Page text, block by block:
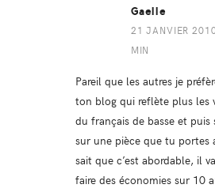
Gaelle
21 JANVIER
MIN
Pareil que les autres je
ton blog qui reflète plus les
du français de basse et puis
sur une pièce que tu portes
sait que c’est abordable, il
faire des économies sur 10